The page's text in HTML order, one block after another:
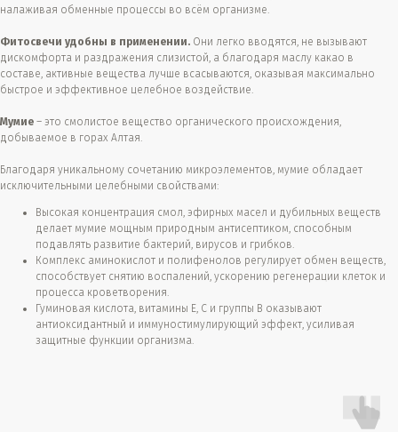
налаживая обменные процессы во всём организме.
Фитосвечи удобны в применении. Они легко вводятся, не вызывают
дискомфорта и раздражения слизистой, а благодаря маслу какао в
составе, активные вещества лучше всасываются, оказывая максимально
быстрое и эффективное целебное воздействие.
Мумие – это смолистое вещество органического происхождения,
добываемое в горах Алтая.
Благодаря уникальному сочетанию микроэлементов, мумие обладает
исключительными целебными свойствами:
Высокая концентрация смол, эфирных масел и дубильных веществ
делает мумие мощным природным антисептиком, способным
подавлять развитие бактерий, вирусов и грибков.
Комплекс аминокислот и полифенолов регулирует обмен веществ,
способствует снятию воспалений, ускорению регенерации клеток и
процесса кроветворения.
Гуминовая кислота, витамины Е, С и группы В оказывают
антиоксидантный и иммуностимулирующий эффект, усиливая
защитные функции организма.